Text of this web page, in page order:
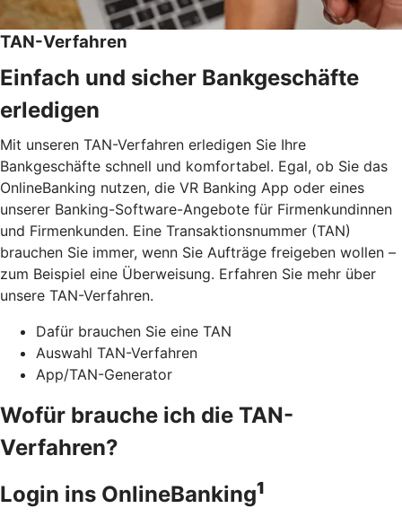
TAN-Verfahren
Einfach und sicher Bankgeschäfte
erledigen
Mit unseren TAN-Verfahren erledigen Sie Ihre
Bankgeschäfte schnell und komfortabel. Egal, ob Sie das
OnlineBanking nutzen, die VR Banking App oder eines
unserer Banking-Software-Angebote für Firmenkundinnen
und Firmenkunden. Eine Transaktionsnummer (TAN)
brauchen Sie immer, wenn Sie Aufträge freigeben wollen –
zum Beispiel eine Überweisung. Erfahren Sie mehr über
unsere TAN-Verfahren.
Dafür brauchen Sie eine TAN
Auswahl TAN-Verfahren
App/TAN-Generator
Wofür brauche ich die TAN-
Verfahren?
Login ins OnlineBanking1